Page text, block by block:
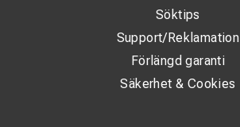
Söktips
Support/Reklamation
Förlängd garanti
Säkerhet & Cookies